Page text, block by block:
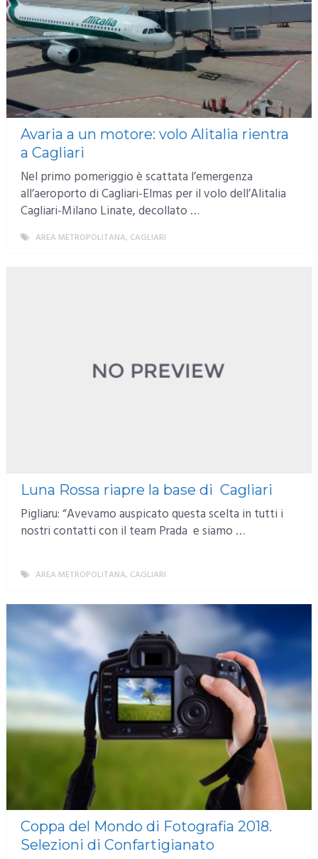
Avaria a un motore: volo Alitalia rientra
a Cagliari
Nel primo pomeriggio è scattata l’emergenza
all’aeroporto di Cagliari-Elmas per il volo dell’Alitalia
Cagliari-Milano Linate, decollato …
AREA METROPOLITANA, CAGLIARI
Luna Rossa riapre la base di Cagliari
Pigliaru: “Avevamo auspicato questa scelta in tutti i
nostri contatti con il team Prada e siamo …
AREA METROPOLITANA, CAGLIARI
Coppa del Mondo di Fotografia 2018.
Selezioni di Confartigianato